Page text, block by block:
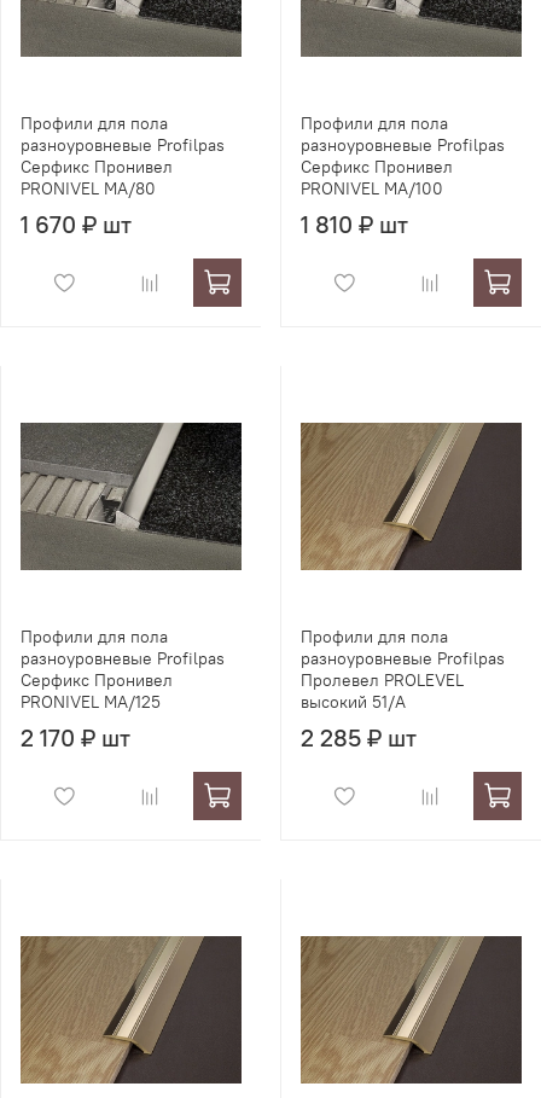
Профили для пола
разноуровневые Profilpas
Серфикс Пронивел
PRONIVEL MA/80
1 670 ₽ шт
Профили для пола
разноуровневые Profilpas
Серфикс Пронивел
PRONIVEL MA/100
1 810 ₽ шт
Профили для пола
разноуровневые Profilpas
Серфикс Пронивел
PRONIVEL MA/125
2 170 ₽ шт
Профили для пола
разноуровневые Profilpas
Пролевел PROLEVEL
высокий 51/A
2 285 ₽ шт